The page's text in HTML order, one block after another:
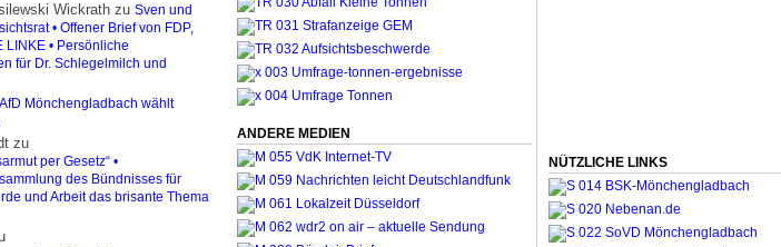
Wickrath zu Sven und
• Offener Brief von FDP,
LINKE • Persönliche
für Dr. Schlegelmilch und
AfD Mönchengladbach wählt
zu
per Gesetz“ •
des Bündnisses für
und Arbeit das brisante Thema
ANDERE MEDIEN
NÜTZLICHE LINKS